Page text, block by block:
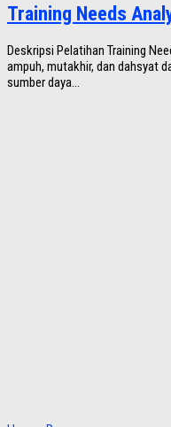
Training Needs
Deskripsi Pelatihan Training
ampuh, mutakhir, dan dahsyat
sumber daya...